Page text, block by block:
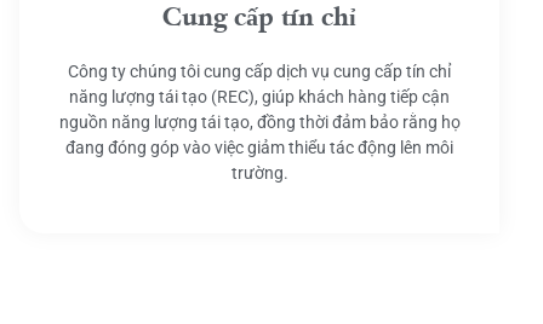
Cung cấp tín chỉ
Công ty chúng tôi cung cấp dịch vụ cung cấp tín chỉ
năng lượng tái tạo (REC), giúp khách hàng tiếp cận
nguồn năng lượng tái tạo, đồng thời đảm bảo rằng họ
đang đóng góp vào việc giảm thiểu tác động lên môi
trường.